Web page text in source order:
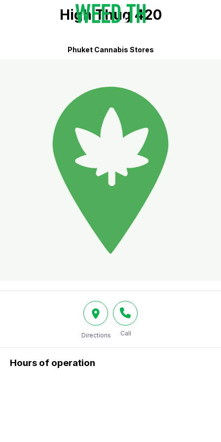
High Thug 420
Phuket Cannabis Stores
Directions Call
Hours of operation